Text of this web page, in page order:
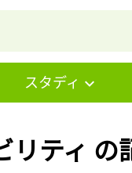
スタディ
リティ の